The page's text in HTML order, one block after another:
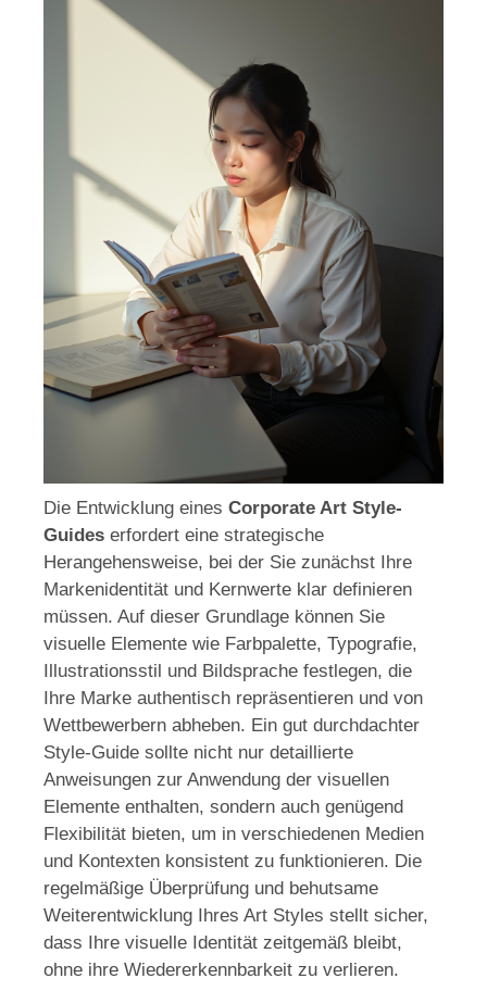
Die Entwicklung eines Corporate Art Style-
Guides erfordert eine strategische
Herangehensweise, bei der Sie zunächst Ihre
Markenidentität und Kernwerte klar definieren
müssen. Auf dieser Grundlage können Sie
visuelle Elemente wie Farbpalette, Typografie,
Illustrationsstil und Bildsprache festlegen, die
Ihre Marke authentisch repräsentieren und von
Wettbewerbern abheben. Ein gut durchdachter
Style-Guide sollte nicht nur detaillierte
Anweisungen zur Anwendung der visuellen
Elemente enthalten, sondern auch genügend
Flexibilität bieten, um in verschiedenen Medien
und Kontexten konsistent zu funktionieren. Die
regelmäßige Überprüfung und behutsame
Weiterentwicklung Ihres Art Styles stellt sicher,
dass Ihre visuelle Identität zeitgemäß bleibt,
ohne ihre Wiedererkennbarkeit zu verlieren.